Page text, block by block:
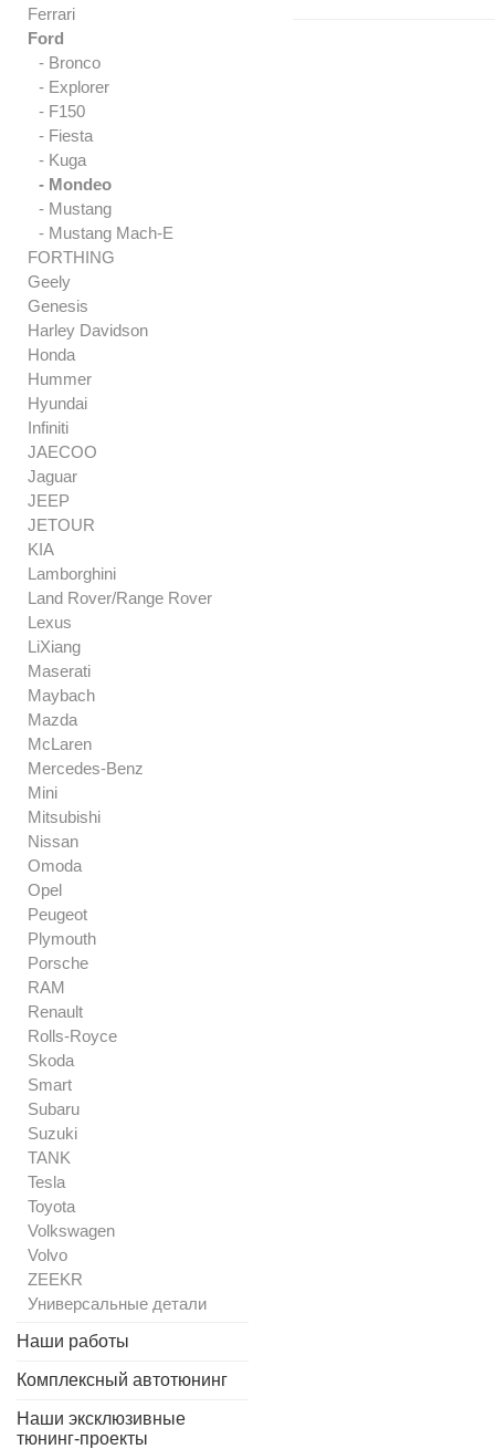
Ferrari
Ford
- Bronco
- Explorer
- F150
- Fiesta
- Kuga
- Mondeo
- Mustang
- Mustang Mach-E
FORTHING
Geely
Genesis
Harley Davidson
Honda
Hummer
Hyundai
Infiniti
JAECOO
Jaguar
JEEP
JETOUR
KIA
Lamborghini
Land Rover/Range Rover
Lexus
LiXiang
Maserati
Maybach
Mazda
McLaren
Mercedes-Benz
Mini
Mitsubishi
Nissan
Omoda
Opel
Peugeot
Plymouth
Porsche
RAM
Renault
Rolls-Royce
Skoda
Smart
Subaru
Suzuki
TANK
Tesla
Toyota
Volkswagen
Volvo
ZEEKR
Универсальные детали
Наши работы
Комплексный автотюнинг
Наши эксклюзивные
тюнинг-проекты